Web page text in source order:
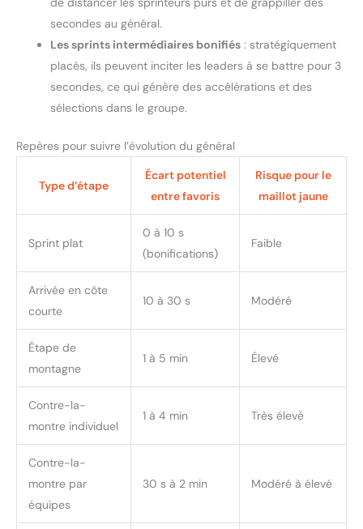
secondes au général.
Les sprints intermédiaires bonifiés : stratégiquement
placés, ils peuvent inciter les leaders à se battre pour 3
secondes, ce qui génère des accélérations et des
sélections dans le groupe.
Repères pour suivre l’évolution du général
Type d’étape
Écart potentiel
entre favoris
Risque pour le
maillot jaune
Sprint plat
0 à 10 s
(bonifications)
Faible
Arrivée en côte
courte
10 à 30 s Modéré
Étape de
montagne
1 à 5 min Élevé
Contre-la-
montre individuel
1 à 4 min Très élevé
Contre-la-
montre par
équipes
30 s à 2 min Modéré à élevé